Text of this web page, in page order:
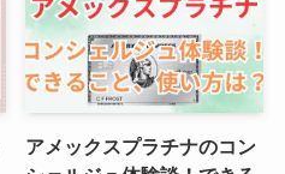
アメックスプラチナのコン